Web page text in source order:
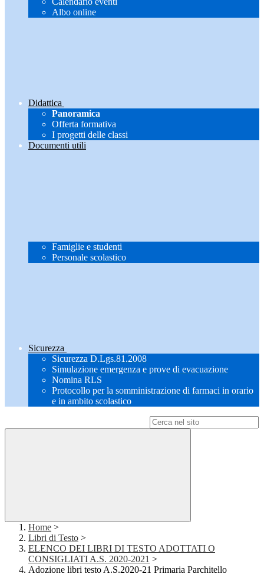
Albo online
Didattica
Panoramica
Offerta formativa
I progetti delle classi
Documenti utili
Famiglie e studenti
Personale scolastico
Sicurezza
Sicurezza D.Lgs.81.2008
Simulazione emergenza e prove di evacuazione
Nomina RLS
Protocollo per la somministrazione di farmaci in orario
e in ambito scolastico
Home >
Libri di Testo >
ELENCO DEI LIBRI DI TESTO ADOTTATI O
CONSIGLIATI A.S. 2020-2021 >
Adozione libri testo A.S.2020-21 Primaria Parchitello